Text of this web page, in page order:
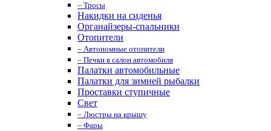
– Тросы
Накидки на сиденья
Органайзеры-спальники
Отопители
– Автономные отопители
– Печки в салон автомобиля
Палатки автомобильные
Палатки для зимней рыбалки
Проставки ступичные
Свет
– Люстры на крышу
– Фары